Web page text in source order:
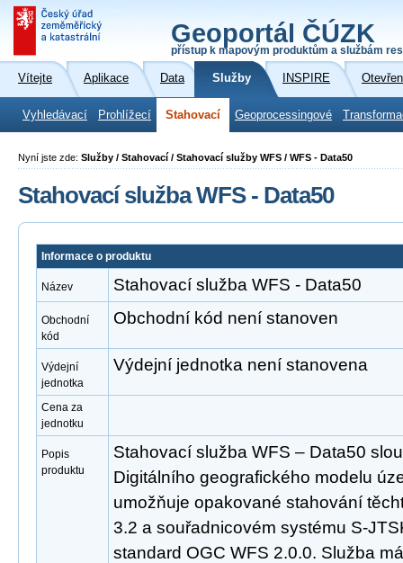
Geoportál ČÚZK
přístup k mapovým produktům a službám
Vítejte Aplikace Data Služby INSPIRE
Vyhledávací Prohlížecí Stahovací Geoprocessingové
Nyní jste zde: Služby / Stahovací / Stahovací služby WFS / WFS - Data50
Stahovací služba WFS - Data50
Informace o produktu
Název Stahovací služba WFS - Data50
Obchodní
kód
Obchodní kód není stanoven
Výdejní
jednotka
Výdejní jednotka není stanovena
Cena za
jednotku
Popis
produktu
Stahovací služba WFS – Data50
Digitálního geografického modelu
umožňuje opakované stahování
3.2 a souřadnicovém systému S-
standard OGC WFS 2.0.0. Služba